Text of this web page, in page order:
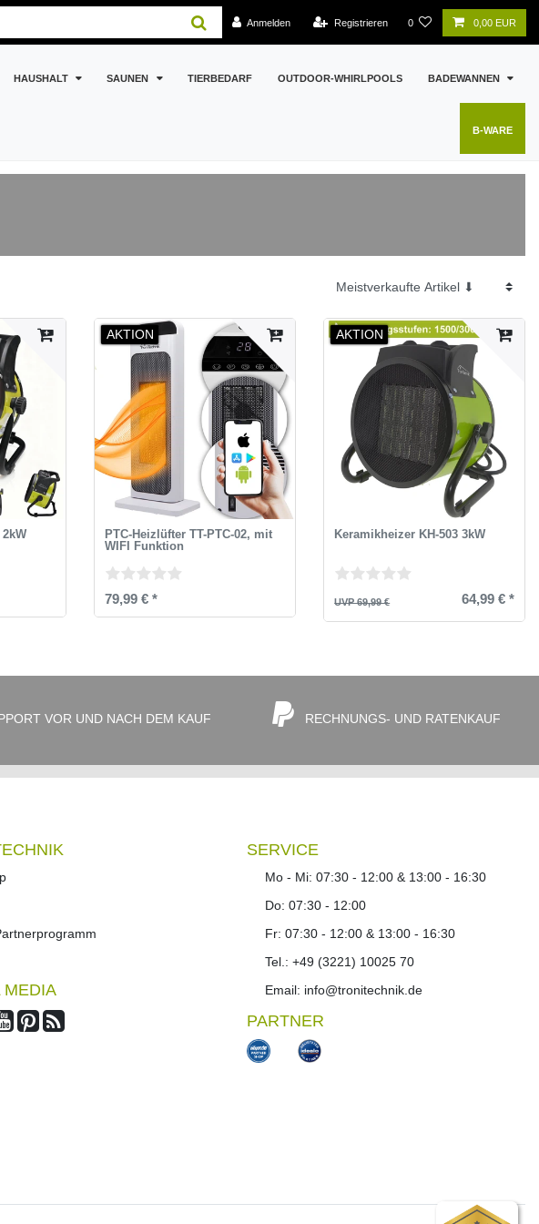
Anmelden Registrieren 0 0,00 EUR
HAUSHALT SAUNEN TIERBEDARF OUTDOOR-WHIRLPOOLS BADEWANNEN
B-WARE
AKTION
PTC-Heizlüfter TT-PTC-02, mit
WIFI Funktion
79,99 € *
AKTION
Keramikheizer KH-503 3kW
UVP 69,99 € 64,99 € *
VOR UND NACH DEM KAUF RECHNUNGS- UND RATENKAUF
MEDIA
SERVICE
Mo - Mi: 07:30 - 12:00 & 13:00 - 16:30
Do: 07:30 - 12:00
Fr: 07:30 - 12:00 & 13:00 - 16:30
Tel.: +49 (3221) 10025 70
Email: info@tronitechnik.de
PARTNER